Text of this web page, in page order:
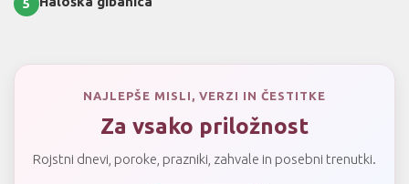
5
NAJLEPŠE MISLI, VERZI IN ČESTITKE
Za vsako priložnost
Rojstni dnevi, poroke, prazniki, zahvale in posebni trenutki.